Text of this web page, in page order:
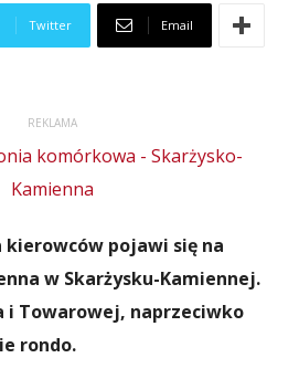
Twitter Email
REKLAMA
kierowców pojawi się na
w Skarżysku-Kamiennej.
i Towarowej, naprzeciwko
rondo.